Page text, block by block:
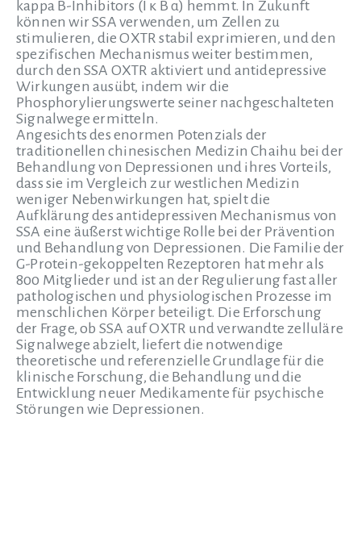
kappa B-Inhibitors (I κ B α) hemmt. In Zukunft
können wir SSA verwenden, um Zellen zu
stimulieren, die OXTR stabil exprimieren, und den
spezifischen Mechanismus weiter bestimmen,
durch den SSA OXTR aktiviert und antidepressive
Wirkungen ausübt, indem wir die
Phosphorylierungswerte seiner nachgeschalteten
Signalwege ermitteln.
Angesichts des enormen Potenzials der
traditionellen chinesischen Medizin Chaihu bei der
Behandlung von Depressionen und ihres Vorteils,
dass sie im Vergleich zur westlichen Medizin
weniger Nebenwirkungen hat, spielt die
Aufklärung des antidepressiven Mechanismus von
SSA eine äußerst wichtige Rolle bei der Prävention
und Behandlung von Depressionen. Die Familie der
G-Protein-gekoppelten Rezeptoren hat mehr als
800 Mitglieder und ist an der Regulierung fast aller
pathologischen und physiologischen Prozesse im
menschlichen Körper beteiligt. Die Erforschung
der Frage, ob SSA auf OXTR und verwandte zelluläre
Signalwege abzielt, liefert die notwendige
theoretische und referenzielle Grundlage für die
klinische Forschung, die Behandlung und die
Entwicklung neuer Medikamente für psychische
Störungen wie Depressionen.